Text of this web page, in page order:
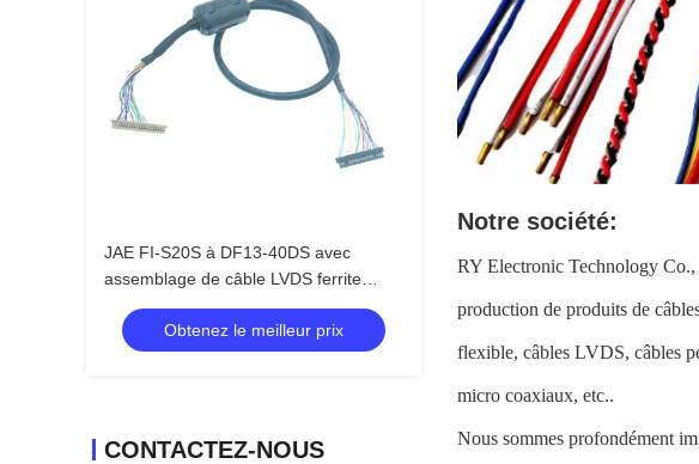
JAE FI-S20S à DF13-40DS avec
assemblage de câble LVDS ferrite
ZCAT2035-0930
Obtenez le meilleur prix
CONTACTEZ-NOUS
Notre société:
RY Electronic Technology Co.,
production de produits de
flexible, câbles LVDS, câbles
micro coaxiaux, etc..
Nous sommes profondément